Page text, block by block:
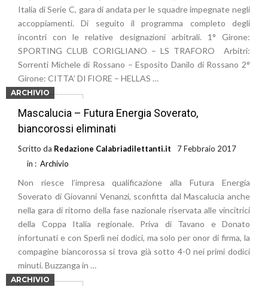
Italia di Serie C, gara di andata per le squadre impegnate negli
accoppiamenti. Di seguito il programma completo degli
incontri con le relative designazioni arbitrali. 1° Girone:
SPORTING CLUB CORIGLIANO – LS TRAFORO Arbitri:
Sorrenti Michele di Rossano – Esposito Danilo di Rossano 2°
Girone: CITTA’ DI FIORE – HELLAS …
ARCHIVIO
Mascalucia – Futura Energia Soverato,
biancorossi eliminati
Scritto da Redazione Calabriadilettanti.it
7 Febbraio 2017
in : Archivio
Non riesce l’impresa qualificazione alla Futura Energia
Soverato di Giovanni Venanzi, sconfitta dal Mascalucia anche
nella gara di ritorno della fase nazionale riservata alle vincitrici
della Coppa Italia regionale. Priva di Tavano e Donato
infortunati e con Sperlì nei dodici, ma solo per onor di firma, la
compagine biancorossa si trova già sotto 4-0 nei primi dodici
minuti. Buzzanga in …
ARCHIVIO